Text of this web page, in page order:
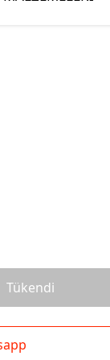
Tükendi